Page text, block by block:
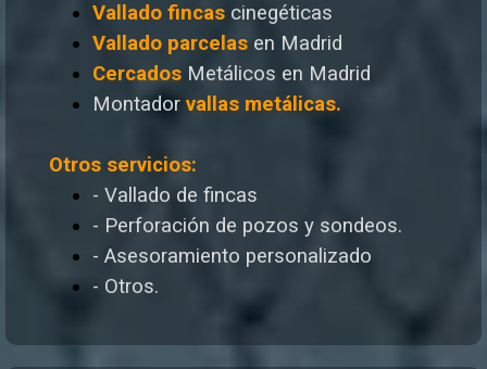
Vallado fincas cinegéticas
Vallado parcelas en Madrid
Cercados Metálicos en Madrid
Montador vallas metálicas.
Otros servicios:
- Vallado de fincas
- Perforación de pozos y sondeos.
- Asesoramiento personalizado
- Otros.